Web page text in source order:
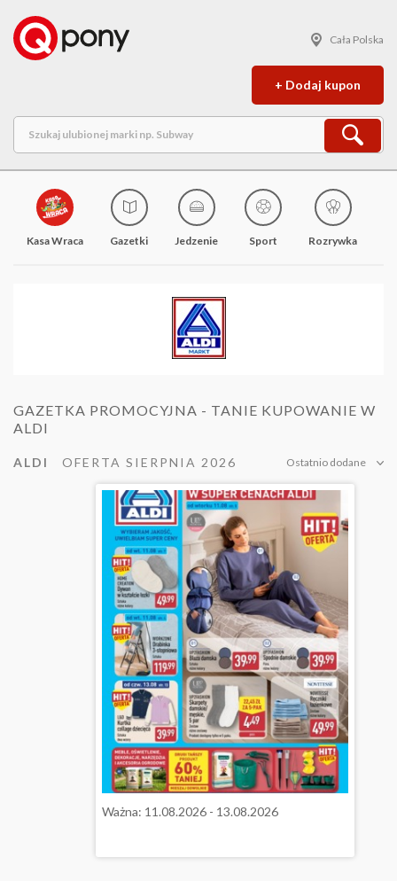
Cała Polska
+ Dodaj kupon
Kasa Wraca Gazetki Jedzenie Sport Rozrywka
GAZETKA PROMOCYJNA - TANIE KUPOWANIE W
ALDI
Ostatnio dodane
ALDI OFERTA SIERPNIA 2026
Ważna: 11.08.2026 - 13.08.2026